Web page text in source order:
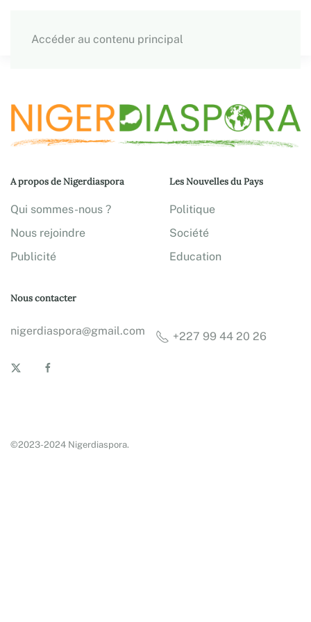
Accéder au contenu principal
A propos de Nigerdiaspora
Qui sommes-nous ?
Nous rejoindre
Publicité
Les Nouvelles du Pays
Politique
Société
Education
Nous contacter
nigerdiaspora@gmail.com +227 99 44 20 26
©2023-2024 Nigerdiaspora.